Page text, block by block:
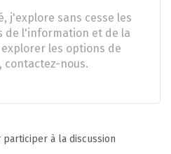
j'explore sans cesse les
de l'information et de la
les options de
contactez-nous.
participer à la discussion